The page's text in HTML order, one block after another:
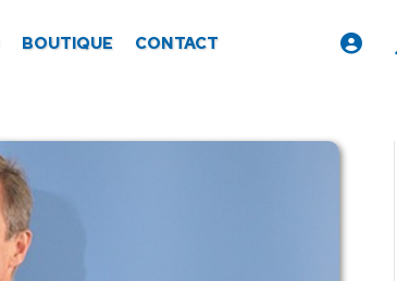
BOUTIQUE CONTACT